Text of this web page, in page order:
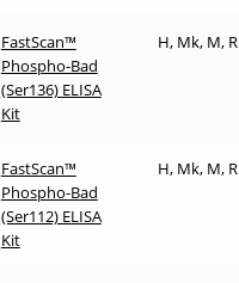
FastScan™
Phospho-Bad
(Ser136) ELISA
Kit
H, Mk, M, R
FastScan™
Phospho-Bad
(Ser112) ELISA
Kit
H, Mk, M, R